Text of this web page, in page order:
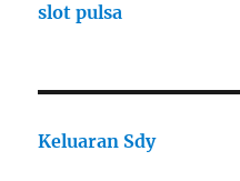
slot pulsa
Keluaran Sdy